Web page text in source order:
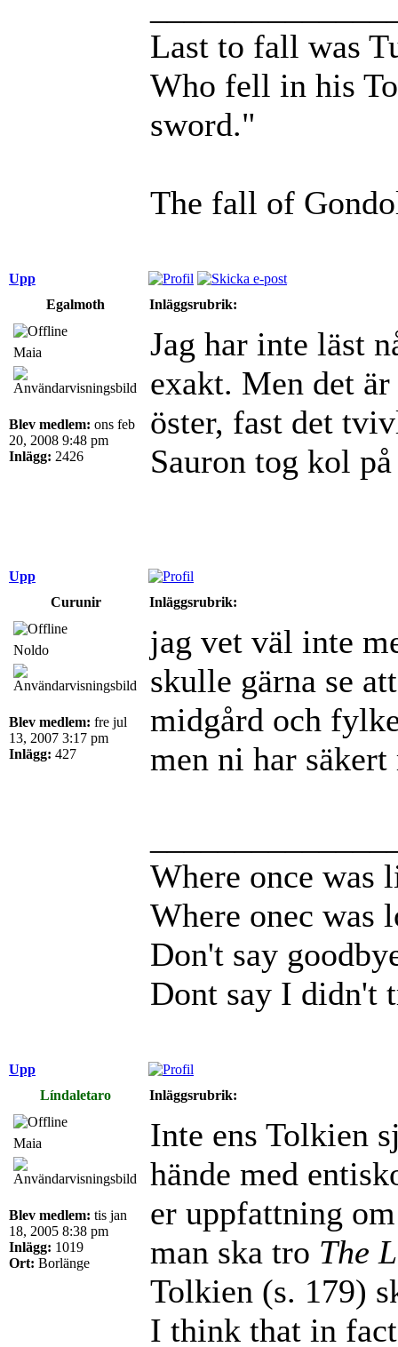
Last to fall was
Who fell in his
sword."
The fall of
Upp
Egalmoth
Inläggsrubrik:
Maia
Blev medlem: ons feb
20, 2008 9:48 pm
Inlägg: 2426
Jag har inte läst
exakt. Men det
öster, fast det
Sauron tog kol
Upp
Curunir
Inläggsrubrik:
Noldo
Blev medlem: fre jul
13, 2007 3:17 pm
Inlägg: 427
jag vet väl inte
skulle gärna se
midgård och
men ni har
Where once was
Where onec was
Don't say
Dont say I didn't
Upp
Líndaletaro
Inläggsrubrik:
Maia
Blev medlem: tis jan
18, 2005 8:38 pm
Inlägg: 1019
Ort: Borlänge
Inte ens Tolkien
hände med
er uppfattning
man ska tro The
Tolkien (s. 179)
I think that in